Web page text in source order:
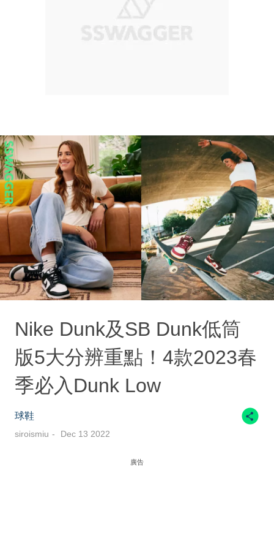
Nike Dunk及SB Dunk低筒
版5大分辨重點！4款2023春
季必入Dunk Low
球鞋
siroismiu Dec 13 2022
廣告